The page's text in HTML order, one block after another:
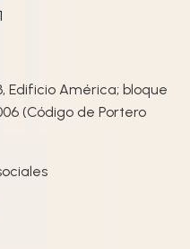
Edificio América; bloque
(Código de Portero